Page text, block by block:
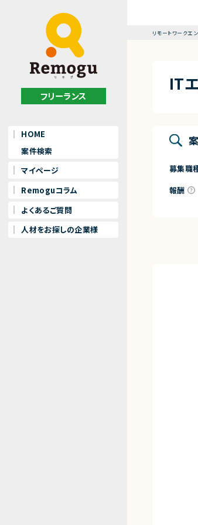
フリーランス
HOME
案件検索
マイページ
Remoguコラム
よくあるご質問
人材をお探しの企業様
リモートワークエ
IT
募集職
報酬